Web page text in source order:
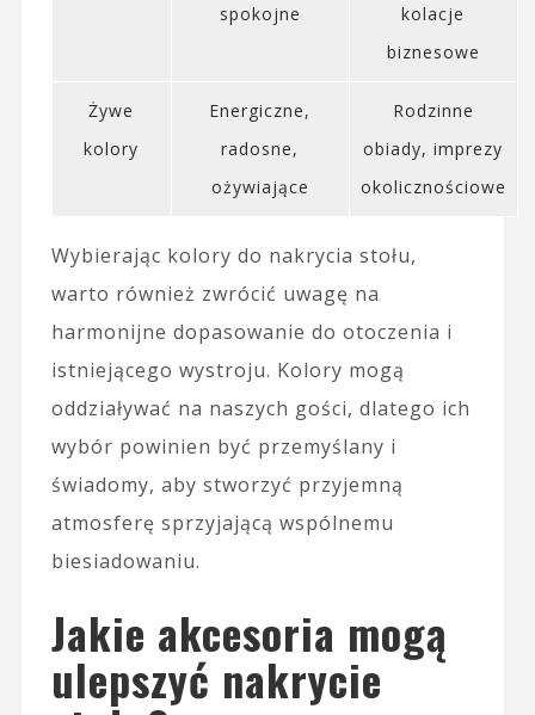
spokojne
kolacje
biznesowe
Żywe
kolory
Energiczne,
radosne,
ożywiające
Rodzinne
obiady, imprezy
okolicznościowe
Wybierając kolory do nakrycia stołu,
warto również zwrócić uwagę na
harmonijne dopasowanie do otoczenia i
istniejącego wystroju. Kolory mogą
oddziaływać na naszych gości, dlatego ich
wybór powinien być przemyślany i
świadomy, aby stworzyć przyjemną
atmosferę sprzyjającą wspólnemu
biesiadowaniu.
Jakie akcesoria mogą
ulepszyć nakrycie